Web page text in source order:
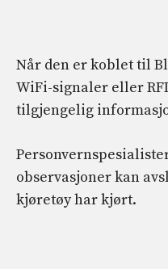
Når den er koblet til
WiFi-signaler eller
tilgjengelig
observasjoner kan
kjøretøy har kjørt.